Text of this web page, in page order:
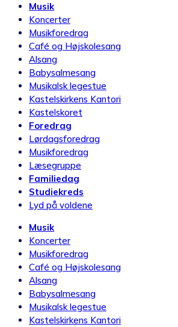
Musik
Koncerter
Musikforedrag
Café og Højskolesang
Alsang
Babysalmesang
Musikalsk legestue
Kastelskirkens Kantori
Kastelskoret
Foredrag
Lørdagsforedrag
Musikforedrag
Læsegruppe
Familiedag
Studiekreds
Lyd på voldene
Musik
Koncerter
Musikforedrag
Café og Højskolesang
Alsang
Babysalmesang
Musikalsk legestue
Kastelskirkens Kantori